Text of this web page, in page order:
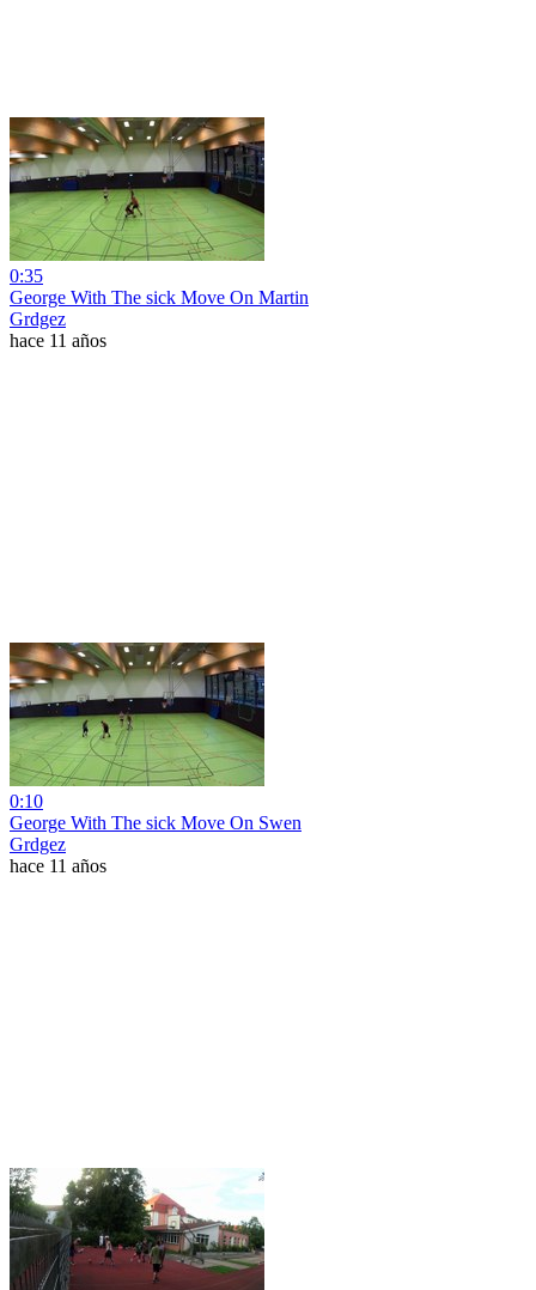
0:35
George With The sick Move On Martin
Grdgez
hace 11 años
0:10
George With The sick Move On Swen
Grdgez
hace 11 años